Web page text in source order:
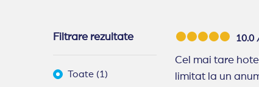
Filtrare rezultate
Toate (1)
10.0
Cel mai tare
limitat la un